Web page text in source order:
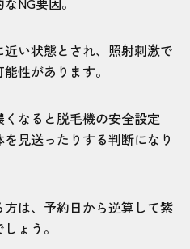
い状態とされ、照射刺激で
能性があります。
なると脱毛機の安全設定
見送ったりする判断になり
は、予約日から逆算して紫
ょう。